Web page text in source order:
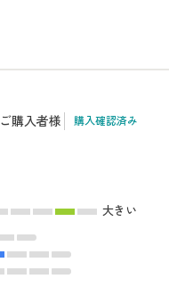
ご購入者様 購入確認済み
大きい